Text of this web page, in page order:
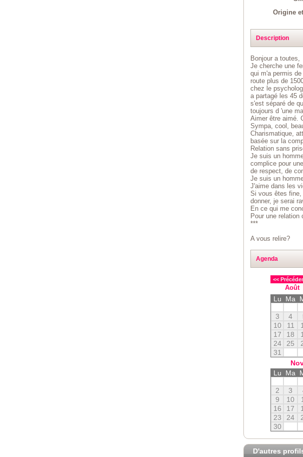
Origine
Description
Bonjour a toutes,
Je cherche une
qui m'a permis
route plus de
chez le
a partagé les 45
s'est séparé de
toujours d 'une
Aimer être aimé.
Sympa, cool,
Charismatique,
basée sur la
Relation sans
Je suis un
complice pour
de respect, de
Je suis un
J'aime dans les
Si vous êtes fine,
donner, je serai
En ce qui me
Pour une relation
***
A vous relire?
Agenda
<<
Lu Ma
3
4
10
11
17
18
24
25
31
Lu
Ma
2
3
9
10
16
17
23
24
30
D'autres